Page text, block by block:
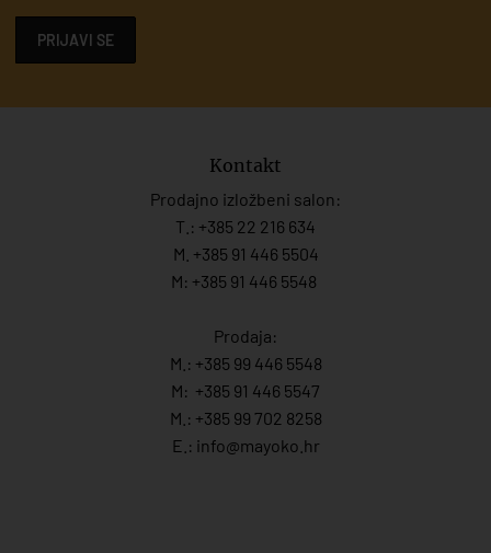
PRIJAVI SE
Kontakt
Prodajno izložbeni salon:
T.: +385 22 216 634
M. +385 91 446 5504
M: +385 91 446 5548
Prodaja:
M.: +385 99 446 5548
M: +385 91 446 5547
M.: +385 99 702 8258
E.: info@mayoko. hr